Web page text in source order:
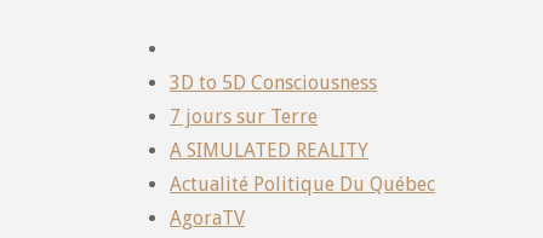
3D to 5D Consciousness
7 jours sur Terre
A SIMULATED REALITY
Actualité Politique Du Québec
AgoraTV